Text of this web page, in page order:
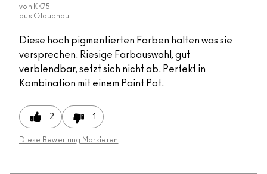
von KK75
aus Glauchau
Diese hoch pigmentierten Farben halten was sie
versprechen. Riesige Farbauswahl, gut
verblendbar, setzt sich nicht ab. Perfekt in
Kombination mit einem Paint Pot.
2 1
Diese Bewertung Markieren